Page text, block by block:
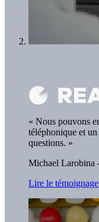
« Nous pouvons
téléphonique et
questions. »
Michael Larobina
Lire le témoignage